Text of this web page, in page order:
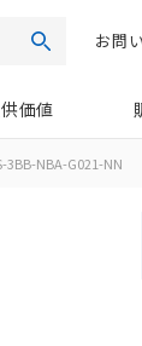
検索お問
価値
3BB-NBA-G021-NN